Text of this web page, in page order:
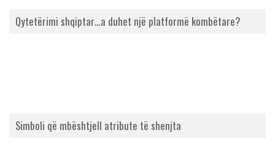
Qytetërimi shqiptar…a duhet një platformë kombëtare?
Simboli që mbështjell atribute të shenjta